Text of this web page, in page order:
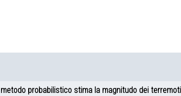
metodo probabilistico stima la magnitudo dei